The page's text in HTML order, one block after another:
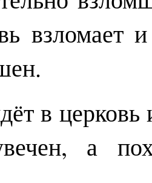
взломает
в
а